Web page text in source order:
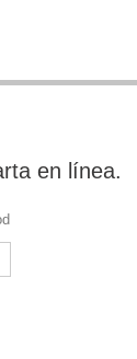
en línea.